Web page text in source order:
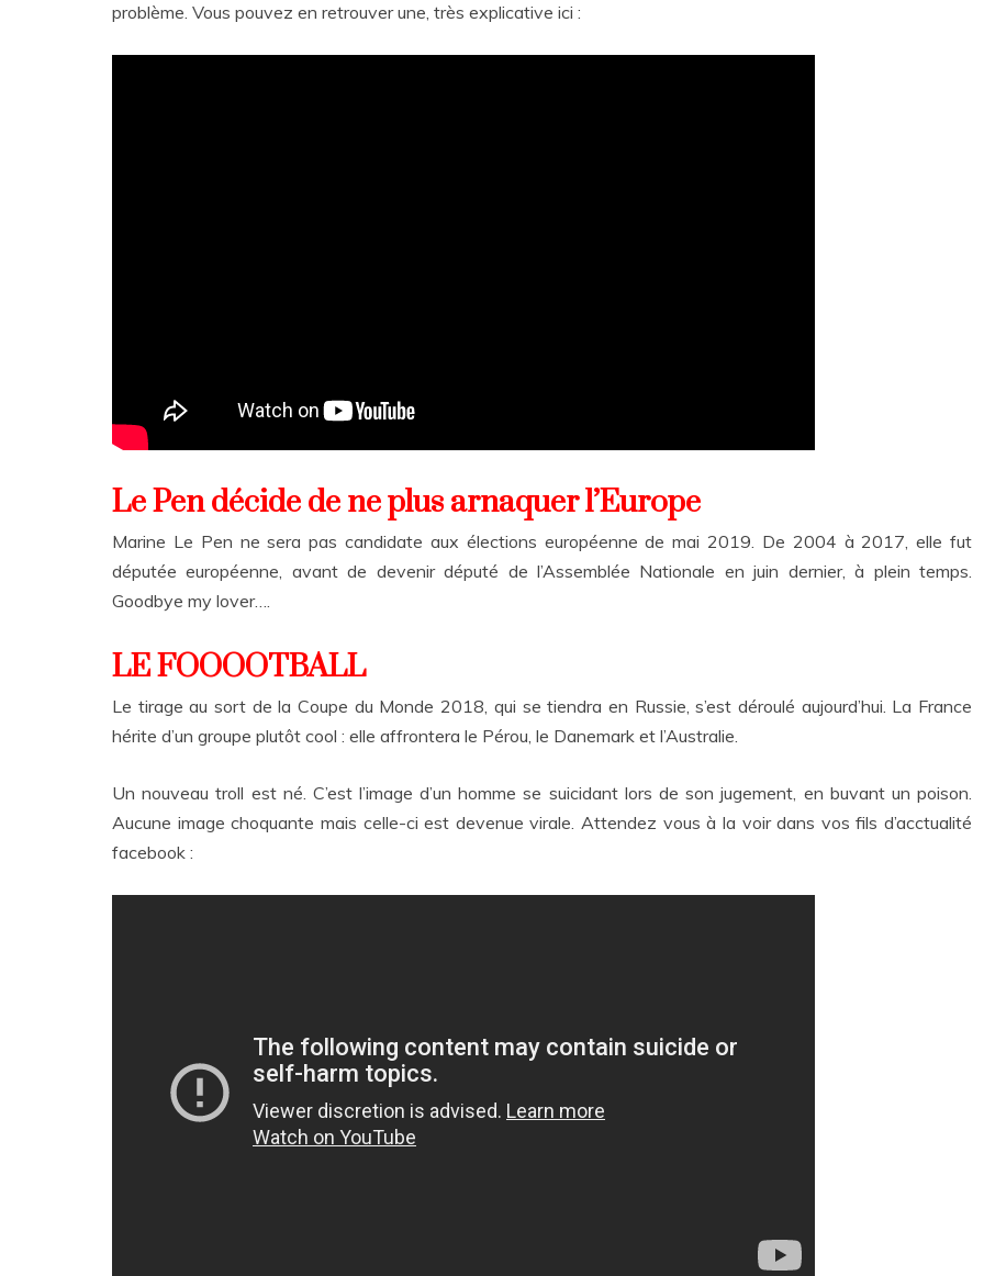
problème. Vous pouvez en retrouver une, très explicative ici :
Le Pen décide de ne plus arnaquer l’Europe
Marine Le Pen ne sera pas candidate aux élections européenne de mai 2019. De 2004 à 2017, elle fut
députée européenne, avant de devenir député de l’Assemblée Nationale en juin dernier, à plein temps.
Goodbye my lover….
LE FOOOOTBALL
Le tirage au sort de la Coupe du Monde 2018, qui se tiendra en Russie, s’est déroulé aujourd’hui. La France
hérite d’un groupe plutôt cool : elle affrontera le Pérou, le Danemark et l’Australie.
Un nouveau troll est né. C’est l’image d’un homme se suicidant lors de son jugement, en buvant un poison.
Aucune image choquante mais celle-ci est devenue virale. Attendez vous à la voir dans vos fils d’acctualité
facebook :